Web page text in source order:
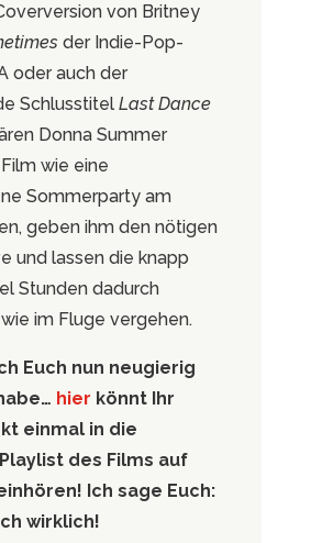
von Britney
der Indie-Pop-
oder auch der
Schlusstitel Last Dance
Donna Summer
wie eine
Sommerparty am
geben ihm den nötigen
und lassen die knapp
Stunden dadurch
im Fluge vergehen.
Euch nun neugierig
hier könnt Ihr
einmal in die
des Films auf
Ich sage Euch:
wirklich!